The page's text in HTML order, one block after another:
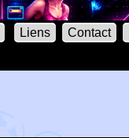
Liens Contact